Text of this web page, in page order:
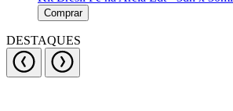
Comprar
DESTAQUES